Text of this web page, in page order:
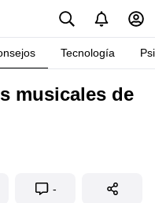
Tecnología
musicales de
-